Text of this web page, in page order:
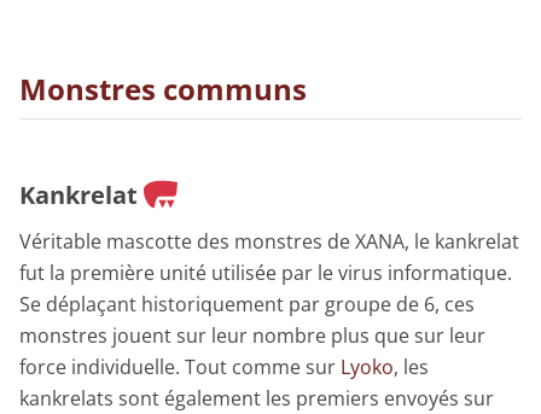
Monstres communs
Kankrelat
Véritable mascotte des monstres de XANA, le kankrelat
fut la première unité utilisée par le virus informatique.
Se déplaçant historiquement par groupe de 6, ces
monstres jouent sur leur nombre plus que sur leur
force individuelle. Tout comme sur Lyoko, les
kankrelats sont également les premiers envoyés sur